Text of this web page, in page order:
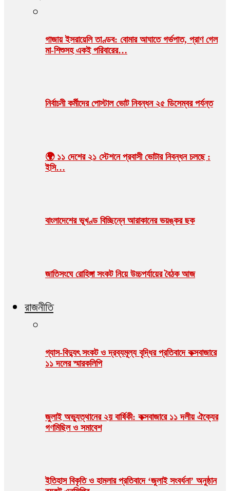
গাজায় ইসরায়েলি তাণ্ডব: বোমার আঘাতে গর্ভপাত, প্রাণ গেল
মা-শিশুসহ একই পরিবারের…
নির্বাচনী কর্মীদের পোস্টাল ভোট নিবন্ধন ২৫ ডিসেম্বর পর্যন্ত
🌍 ১১ দেশের ২১ স্টেশনে প্রবাসী ভোটার নিবন্ধন চলছে :
ইসি…
বাংলাদেশের ভূখণ্ড বিচ্ছিন্নে আরাকানের ভয়ঙ্কর ছক
জাতিসংঘে রোহিঙ্গা সংকট নিয়ে উচ্চপর্যায়ের বৈঠক আজ
রাজনীতি
গ্যাস-বিদ্যুৎ সংকট ও দ্রব্যমূল্য বৃদ্ধির প্রতিবাদে কক্সবাজারে
১১ দলের স্মারকলিপি
জুলাই অভ্যুত্থানের ২য় বার্ষিকী: কক্সবাজারে ১১ দলীয় ঐক্যের
গণমিছিল ও সমাবেশ
ইতিহাস বিকৃতি ও হামলার প্রতিবাদে ‘জুলাই সংবর্ধনা’ অনুষ্ঠান